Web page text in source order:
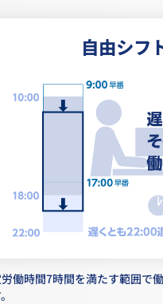
自由シフ
働時間7時間を満たす範囲で